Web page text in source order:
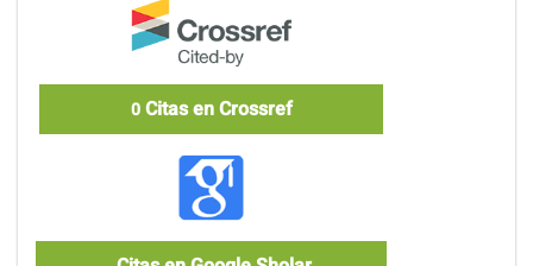
0Citas en Crossref